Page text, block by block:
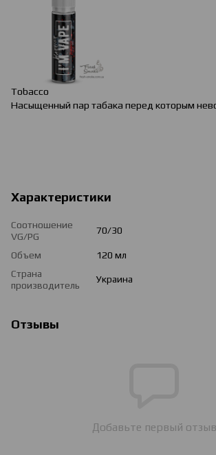
Tobacco
Насыщенный пар табака перед которым
Характеристики
Соотношение
VG/PG
70/30
Объем
120 мл
Страна
производитель
Украина
Отзывы
Добавьте первый отзыв